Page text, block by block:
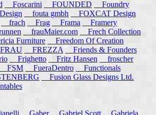
Foscarini FOUNDED
Foundry
fouta gmbh
FOXCAT Design
frach Frag Frama
Framery
frauMaier.com
Frech Collection
Furniture
Freedom Of Creation
FREZZA
Friends & Founders
Frighetto Fritz Hansen
froscher
FSM FueraDentro
Functionals
Fusion Glass Designs Ltd.